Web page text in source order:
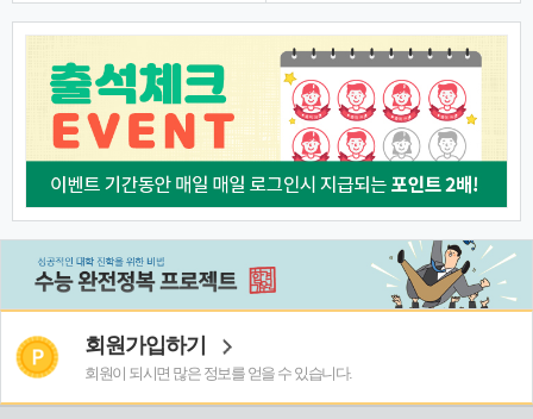
회원가입하기
회원이 되시면 많은 정보를 얻을 수 있습니다.